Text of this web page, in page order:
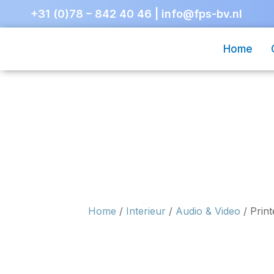
+31 (0)78 – 842 40 46 info@fps-bv.nl
Home
Home / Interieur / Audio & Video /